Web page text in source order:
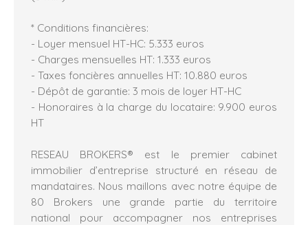
* Conditions financières:
- Loyer mensuel HT-HC: 5.333 euros
- Charges mensuelles HT: 1.333 euros
- Taxes foncières annuelles HT: 10.880 euros
- Dépôt de garantie: 3 mois de loyer HT-HC
- Honoraires à la charge du locataire: 9.900 euros
HT
RESEAU BROKERS® est le premier cabinet
immobilier d’entreprise structuré en réseau de
mandataires. Nous maillons avec notre équipe de
80 Brokers une grande partie du territoire
national pour accompagner nos entreprises